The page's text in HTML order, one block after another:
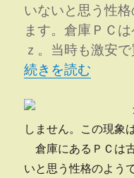
いないと思う性
ます。倉庫ＰＣ
ｚ。当時も激安
“寒いと起動しな
続きを読む
しません。この現象
倉庫にあるＰＣは
いと思う性格のよう